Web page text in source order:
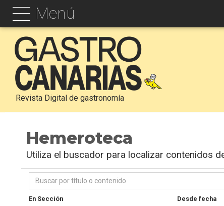
Menú
Revista Digital de gastronomía
Hemeroteca
Utiliza el buscador para localizar contenidos
En Sección Desde fecha